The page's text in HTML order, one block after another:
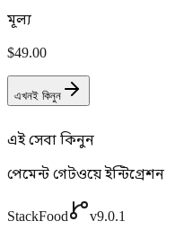
মূল্য
$49.00
এখনই কিনুন
এই সেবা কিনুন
পেমেন্ট গেটওয়ে ইন্টিগ্রেশন
StackFood v9.0.1